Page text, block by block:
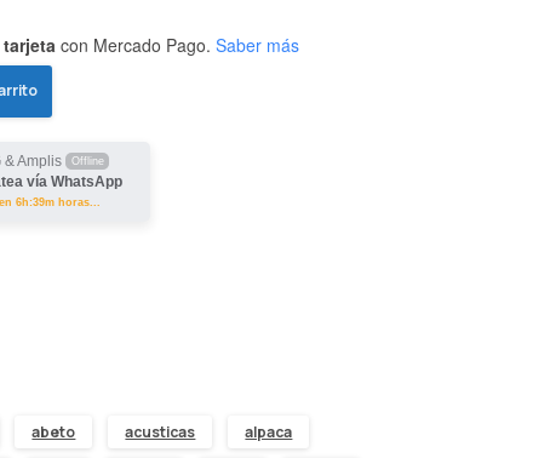
con Mercado Pago. Saber más
& Amplis Offline
vía WhatsApp
6h:39m horas...
abeto acusticas alpaca